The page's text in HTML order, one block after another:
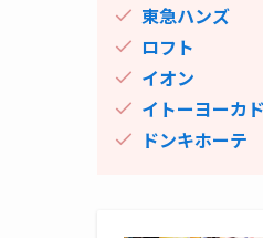
東急ハンズ
ロフト
イオン
イトーヨーカ
ドンキホーテ